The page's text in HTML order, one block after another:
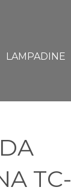
LAMPADINE
TC-